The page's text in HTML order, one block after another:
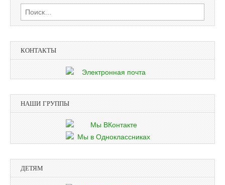
Найти:
КОНТАКТЫ
НАШИ ГРУППЫ
ДЕТЯМ